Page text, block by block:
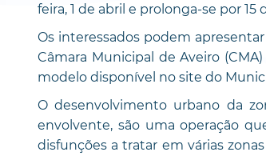
feira, 1 de abril e prolonga-se por 15
Os interessados podem
Câmara Municipal de Aveiro
modelo disponível no site do
O desenvolvimento urbano da
envolvente, são uma operação
disfunções a tratar em várias